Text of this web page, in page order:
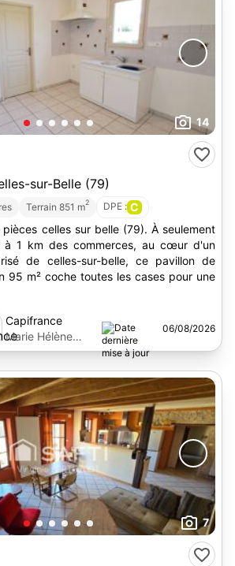
14
sur-Belle (79)
Terrain 851 m2 DPE : C
celles sur belle (79). À seulement
1 km des commerces, au cœur d'un
de celles-sur-belle, ce pavillon de
95 m² coche toutes les cases pour une
Capifrance
Marie Hélène
Bertin
06/08/2026
7